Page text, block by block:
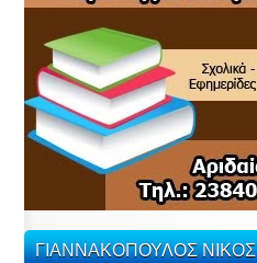
ΓΙΑΝΝΑΚΟΠΟΥΛΟΣ ΝΙΚΟΣ